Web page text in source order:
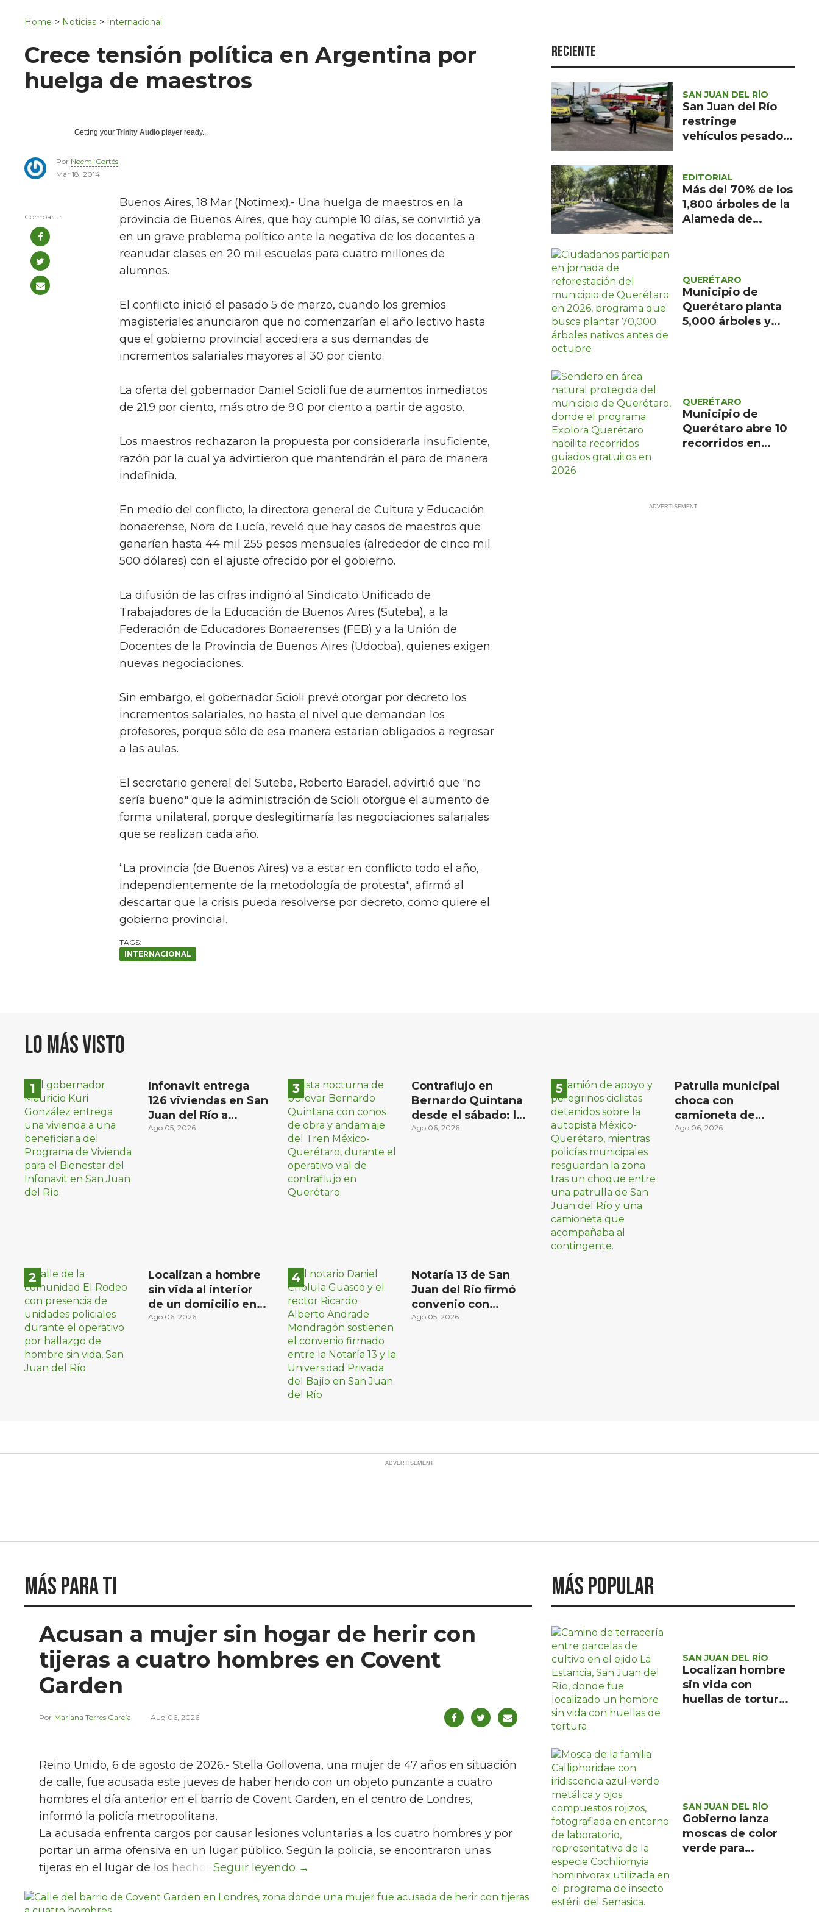
Política
Turismo
Asuntos Sociales
Estilo de vida
Home > Noticias > Internacional
Crece tensión política en Argentina por
huelga de maestros
Getting your Trinity Audio player ready...
Por Noemi Cortés
Mar 18, 2014
Buenos Aires, 18 Mar (Notimex).- Una huelga de maestros en la
provincia de Buenos Aires, que hoy cumple 10 días, se convirtió ya
en un grave problema político ante la negativa de los docentes a
reanudar clases en 20 mil escuelas para cuatro millones de
alumnos.
El conflicto inició el pasado 5 de marzo, cuando los gremios
magisteriales anunciaron que no comenzarían el año lectivo hasta
que el gobierno provincial accediera a sus demandas de
incrementos salariales mayores al 30 por ciento.
La oferta del gobernador Daniel Scioli fue de aumentos inmediatos
de 21.9 por ciento, más otro de 9.0 por ciento a partir de agosto.
Los maestros rechazaron la propuesta por considerarla insuficiente,
razón por la cual ya advirtieron que mantendrán el paro de manera
indefinida.
En medio del conflicto, la directora general de Cultura y Educación
bonaerense, Nora de Lucía, reveló que hay casos de maestros que
ganarían hasta 44 mil 255 pesos mensuales (alrededor de cinco mil
500 dólares) con el ajuste ofrecido por el gobierno.
La difusión de las cifras indignó al Sindicato Unificado de
Trabajadores de la Educación de Buenos Aires (Suteba), a la
Federación de Educadores Bonaerenses (FEB) y a la Unión de
Docentes de la Provincia de Buenos Aires (Udocba), quienes exigen
nuevas negociaciones.
Sin embargo, el gobernador Scioli prevé otorgar por decreto los
incrementos salariales, no hasta el nivel que demandan los
profesores, porque sólo de esa manera estarían obligados a regresar
a las aulas.
El secretario general del Suteba, Roberto Baradel, advirtió que "no
sería bueno" que la administración de Scioli otorgue el aumento de
forma unilateral, porque deslegitimaría las negociaciones salariales
que se realizan cada año.
“La provincia (de Buenos Aires) va a estar en conflicto todo el año,
independientemente de la metodología de protesta", afirmó al
descartar que la crisis pueda resolverse por decreto, como quiere el
gobierno provincial.
INTERNACIONAL
Reciente
SAN JUAN DEL RÍO
San Juan del Río
restringe
vehículos pesados
EDITORIAL
Más del 70% de los
1,800 árboles de la
Alameda de
QUERÉTARO
Municipio de
Querétaro planta
5,000 árboles y
México
QUERÉTARO
Municipio de
Querétaro abre 10
recorridos en
inscritos
Lo más visto
Infonavit entrega
126 viviendas en San
Juan del Río a
familias de bajos
Ago 05, 2026
Localizan a hombre
sin vida al interior
de un domicilio en
la comunidad El
Ago 06, 2026
Contraflujo en
Bernardo Quintana
desde el sábado: la
etapa más compleja
Ago 06, 2026
Notaría 13 de San
Juan del Río firmó
convenio con
Universidad Privada
Ago 05, 2026
Patrulla municipal
choca con
camioneta de
peregrinos ciclistas
Ago 06, 2026
Más para ti
Acusan a mujer sin hogar de herir con
tijeras a cuatro hombres en Covent
Garden
Mariana Torres García Aug 06, 2026
Reino Unido, 6 de agosto de 2026.- Stella Gollovena, una mujer de 47 años en situación
de calle, fue acusada este jueves de haber herido con un objeto punzante a cuatro
hombres el día anterior en el barrio de Covent Garden, en el centro de Londres,
informó la policía metropolitana.
La acusada enfrenta cargos por causar lesiones voluntarias a los cuatro hombres y por
portar un arma ofensiva en un lugar público. Según la policía, se encontraron unas
tijeras en el lugar de los hechos.
Más popular
SAN JUAN DEL RÍO
Localizan hombre
sin vida con
huellas de tortura
SAN JUAN DEL RÍO
Gobierno lanza
moscas de color
verde para